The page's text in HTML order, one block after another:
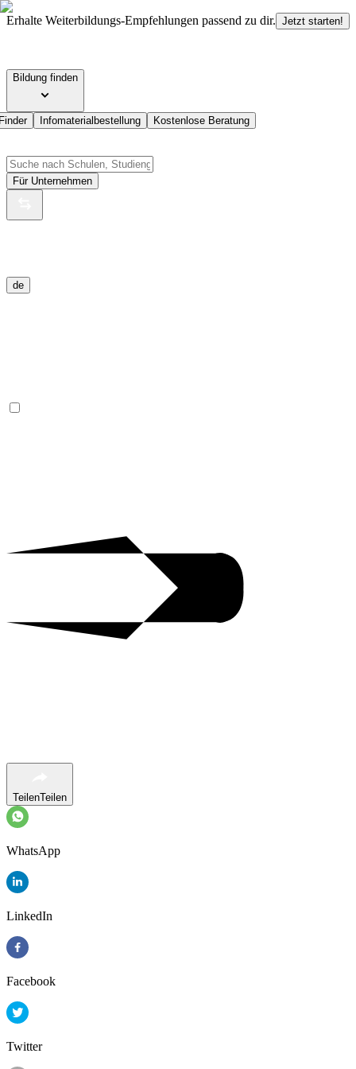
Erhalte Weiterbildungs-Empfehlungen passend zu dir. Jetzt starten!
Bildung finden
Infomaterialbestellung Kostenlose Beratung
Für Unternehmen
de
TeilenTeilen
WhatsApp
LinkedIn
Facebook
Twitter